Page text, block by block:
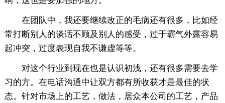
在团队中，我还要继续改正的毛病还有很多，比如经
常打断别人的谈话不顾及别人的感受，过于霸气外露容易
起冲突，过度表现自我不谦虚等等。
对这个行业到现在也是认识初浅，还有很多需要去学
习的方。在电话沟通中让双方都有所收获才是最佳的状
态。针对市场上的工艺，做法，居众本公司的工艺，产品